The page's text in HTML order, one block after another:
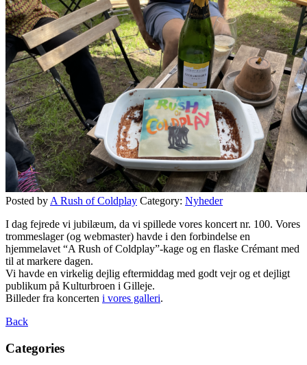
Posted by A Rush of Coldplay Category: Nyheder
I dag fejrede vi jubilæum, da vi spillede vores koncert nr. 100. Vores
trommeslager (og webmaster) havde i den forbindelse en
hjemmelavet “A Rush of Coldplay”-kage og en flaske Crémant med
til at markere dagen.
Vi havde en virkelig dejlig eftermiddag med godt vejr og et dejligt
publikum på Kulturbroen i Gilleje.
Billeder fra koncerten i vores galleri.
Back
Categories